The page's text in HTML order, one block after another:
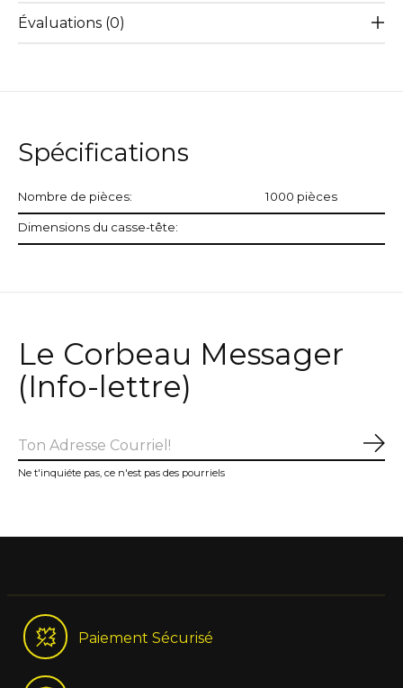
Évaluations (0)
Spécifications
Nombre de pièces: 1000 pièces
Dimensions du casse-tête:
Le Corbeau Messager
(Info-lettre)
Ne t'inquiéte pas, ce n'est pas des pourriels
Paiement Sécurisé